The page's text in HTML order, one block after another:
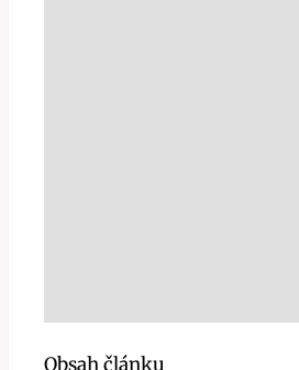
Obsah článku